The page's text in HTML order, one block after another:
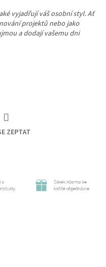
vyjadřují váš osobní styl. Ať
projektů nebo jako
a dodají vašemu dni
ZEPTAT